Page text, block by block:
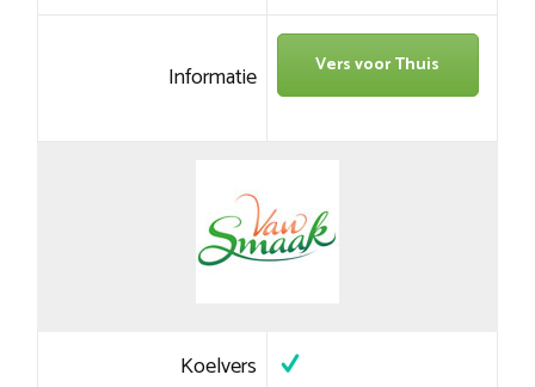
Informatie Vers voor Thuis
Koelvers